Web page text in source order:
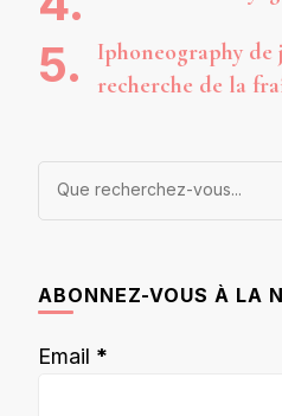
Iphoneography de
recherche de la
Vous
ABONNEZ-VOUS À LA
Email *